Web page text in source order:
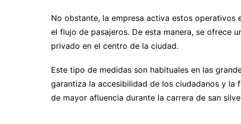
No obstante, la empresa activa estos
el flujo de pasajeros. De esta manera, se ofrece
privado en el centro de la ciudad.
Este tipo de medidas son habituales en las
garantiza la accesibilidad de los ciudadanos y
de mayor afluencia durante la carrera de san